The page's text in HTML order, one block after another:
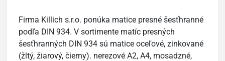
Firma Killich s.r.o. ponúka matice presné šesťhranné
podľa DIN 934. V sortimente matíc presných
šesťhranných DIN 934 sú matice oceľové, zinkované
(žltý, žiarový, čierny). nerezové A2, A4, mosadzné,